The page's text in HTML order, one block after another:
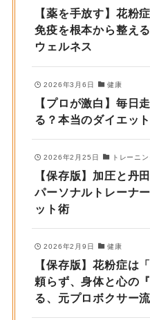
【薬を手放す】花粉
免疫を根本から整え
ウェルネス
2026年3月6日 健康
【プロが激白】毎日
る？本当のダイエッ
2026年2月25日 トレーニ
【保存版】加圧と丹
パーソナルトレーナ
ット術
2026年2月9日 健康
【保存版】花粉症は
頼らず、身体と心の
る、元プロボクサー